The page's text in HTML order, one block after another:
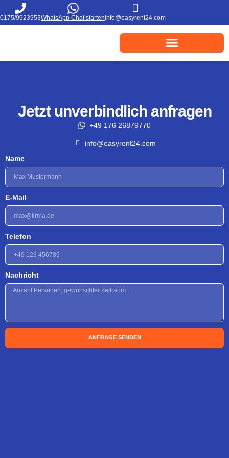
0175/9923953WhatsApp Chat starteninfo@easyrent24.com
Jetzt unverbindlich anfragen
+49 176 26879770
info@easyrent24.com
Name
E-Mail
Telefon
Nachricht
ANFRAGE SENDEN